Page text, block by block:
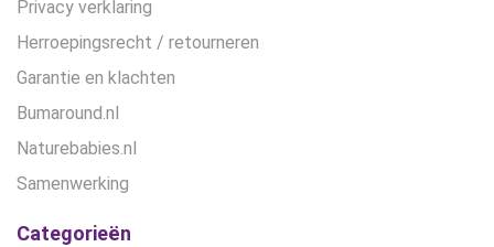
Privacy verklaring
Herroepingsrecht / retourneren
Garantie en klachten
Bumaround.nl
Naturebabies.nl
Samenwerking
Categorieën